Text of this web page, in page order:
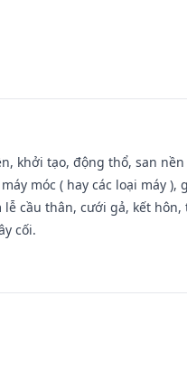
khởi tạo, động thổ, san
móc ( hay các loại máy ),
cầu thân, cưới gả, kết
cối.